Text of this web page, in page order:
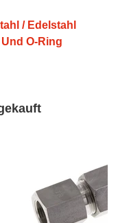
/ Edelstahl
O-Ring